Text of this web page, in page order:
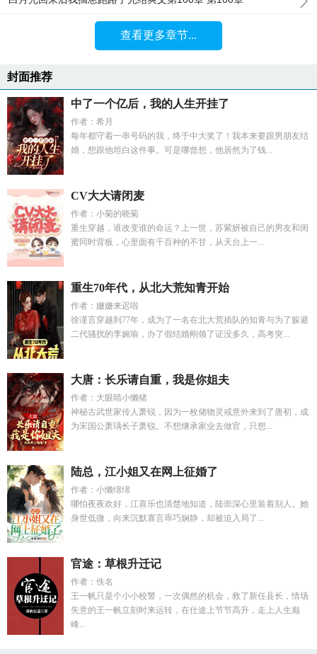
查看更多章节...
封面推荐
中了一个亿后，我的人生开挂了
作者：希月
每年都守着一串号码的我，终于中大奖了！我本来要跟男朋友结
婚，想跟他坦白这件事。可是哪曾想，他居然为了钱...
CV大大请闭麦
作者：小菊的晓菊
重生穿越，谁改变谁的命运？上一世，苏紫妍被自己的男友和闺
蜜同时背板，心里面有千百种的不甘，从天台上一...
重生70年代，从北大荒知青开始
作者：姗姗来迟啦
徐谨言穿越到77年，成为了一名在北大荒插队的知青与为了躲避
二代骚扰的李婉瑜，办了假结婚刚领了证没多久，高考突...
大唐：长乐请自重，我是你姐夫
作者：大眼睛小懒猪
神秘古武世家传人萧锐，因为一枚储物灵戒意外来到了唐初，成
为宋国公萧瑀长子萧锐。不想继承家业去做官，只想...
陆总，江小姐又在网上征婚了
作者：小懒绵绵
哪怕夜夜欢好，江喜乐也清楚地知道，陆崇深心里装着别人。她
身世低微，向来沉默寡言乖巧娴静，却被迫入局了...
官途：草根升迁记
作者：佚名
王一帆只是个小小校警，一次偶然的机会，救了新任县长，情场
失意的王一帆立刻时来运转，在仕途上节节高升，走上人生巅
峰...